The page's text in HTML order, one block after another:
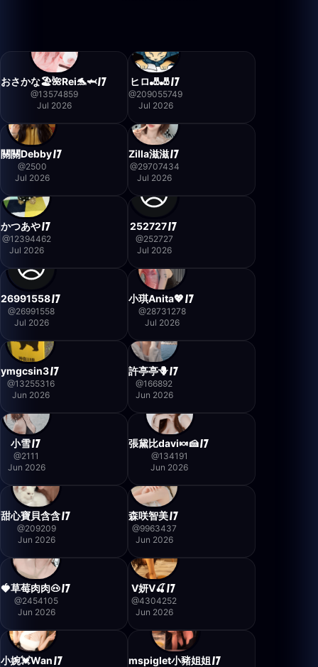
おさかな🏖🌺Rei🐬🦈
@13574859
Jul 2026
ヒロ🎳🎳
@209055749
Jul 2026
關關Debby
@2500
Jul 2026
Zilla滋滋
@29707434
Jul 2026
かつあや
@12394462
Jul 2026
252727
@252727
Jul 2026
26991558
@26991558
Jul 2026
小琪Anita💖
@28731278
Jul 2026
ymgcsin3
@13255316
Jun 2026
許亭亭🪻
@166892
Jun 2026
小雪
@2111
Jun 2026
張黛比davi🍬🍰
@134191
Jun 2026
甜心寶貝含含
@209209
Jun 2026
森咲智美
@9963437
Jun 2026
🍓草莓肉肉🐽
@2454105
Jun 2026
V妍V🍒
@4304252
Jun 2026
小婉💓Wan mspiglet小豬姐姐